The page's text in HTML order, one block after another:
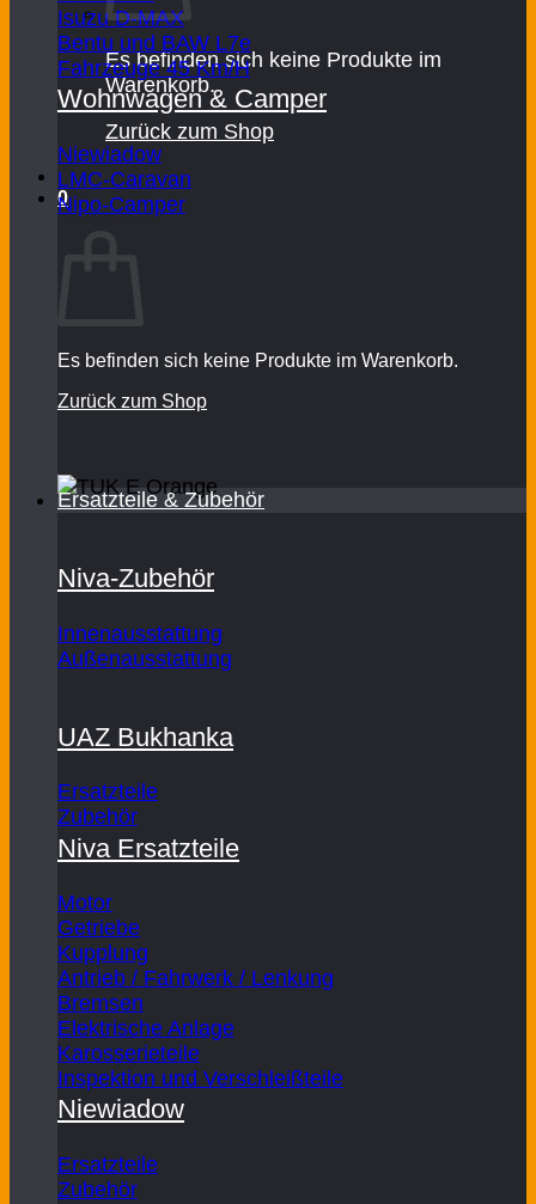
Es befinden sich keine Produkte im
Warenkorb.
Zurück zum Shop
0
Warenkorb
Es befinden sich keine Produkte im Warenkorb.
Zurück zum Shop
Isuzu D-MAX
Bentu und BAW L7e
Fahrzeuge 45 Km/H
Wohnwagen & Camper
Niewiadow
LMC-Caravan
Nipo-Camper
Ersatzteile & Zubehör
Niva-Zubehör
Innenausstattung
Außenausstattung
UAZ Bukhanka
Ersatzteile
Zubehör
Niva Ersatzteile
Motor
Getriebe
Kupplung
Antrieb / Fahrwerk / Lenkung
Bremsen
Elektrische Anlage
Karosserieteile
Inspektion und Verschleißteile
Niewiadow
Ersatzteile
Zubehör